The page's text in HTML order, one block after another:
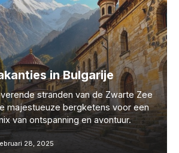
in Bulgarije
stranden van de Zwarte Zee
majestueuze bergketens voor een
van ontspanning en avontuur.
28, 2025